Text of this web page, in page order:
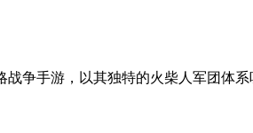
争手游，以其独特的火柴人军团体